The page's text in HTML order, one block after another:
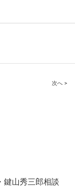
次へ >
鍵山秀三郎相談